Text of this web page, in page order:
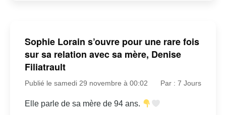
Sophie Lorain s’ouvre pour une rare fois
sur sa relation avec sa mère, Denise
Filiatrault
Publié le samedi 29 novembre à 00:02 Par : 7 Jours
Elle parle de sa mère de 94 ans.